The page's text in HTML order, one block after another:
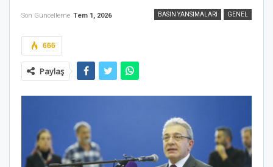
BASIN YANSIMALARI GENEL
Son Güncelleme Tem 1, 2026
666
Paylaş